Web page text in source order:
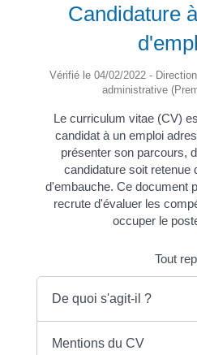
Candidature
Vérifié le 04/02/2022 -
administrative
Le curriculum vitae (CV)
candidat à un emploi
présenter son parcours,
candidature soit retenue
d'embauche. Ce document
recrute d'évaluer les
occuper le
Tout
De quoi s'agit-il ?
Mentions du CV